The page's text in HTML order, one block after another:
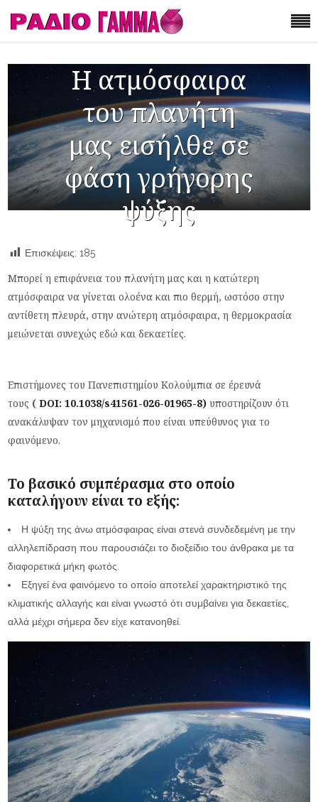
Η ατμόσφαιρα
του πλανήτη
μας εισήλθε σε
φάση γρήγορης
ψύξης
Επισκέψεις: 185
Μπορεί η επιφάνεια του πλανήτη μας και η κατώτερη
ατμόσφαιρα να γίνεται ολοένα και πιο θερμή, ωστόσο στην
αντίθετη πλευρά, στην ανώτερη ατμόσφαιρα, η θερμοκρασία
μειώνεται συνεχώς εδώ και δεκαετίες.
Επιστήμονες του Πανεπιστημίου Κολούμπια σε έρευνά
τους (DOI: 10.1038/s41561-026-01965-8)υποστηρίζουν ότι
ανακάλυψαν τον μηχανισμό που είναι υπεύθυνος για το
φαινόμενο.
Το βασικό συμπέρασμα στο οποίο
καταλήγουν είναι το εξής:
Η ψύξη της άνω ατμόσφαιρας είναι στενά συνδεδεμένη με την
αλληλεπίδραση που παρουσιάζει το διοξείδιο του άνθρακα με τα
διαφορετικά μήκη φωτός.
Εξηγεί ένα φαινόμενο το οποίο αποτελεί χαρακτηριστικό της
κλιματικής αλλαγής και είναι γνωστό ότι συμβαίνει για δεκαετίες,
αλλά μέχρι σήμερα δεν είχε κατανοηθεί.